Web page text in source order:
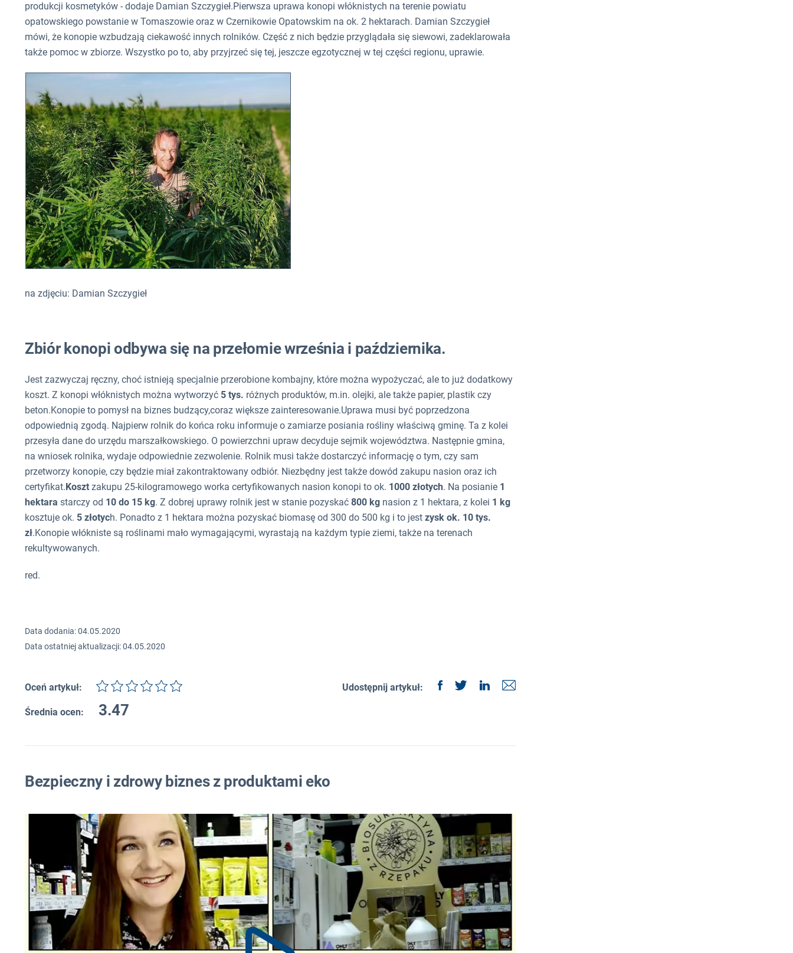
produkcji kosmetyków - dodaje Damian Szczygieł.Pierwsza uprawa konopi włóknistych na terenie powiatu
opatowskiego powstanie w Tomaszowie oraz w Czernikowie Opatowskim na ok. 2 hektarach. Damian Szczygieł
mówi, że konopie wzbudzają ciekawość innych rolników. Część z nich będzie przyglądała się siewowi, zadeklarowała
także pomoc w zbiorze. Wszystko po to, aby przyjrzeć się tej, jeszcze egzotycznej w tej części regionu, uprawie.
na zdjęciu: Damian Szczygieł
Zbiór konopi odbywa się na przełomie września i października.
Jest zazwyczaj ręczny, choć istnieją specjalnie przerobione kombajny, które można wypożyczać, ale to już dodatkowy
koszt. Z konopi włóknistych można wytworzyć 5 tys. różnych produktów, m.in. olejki, ale także papier, plastik czy
beton.Konopie to pomysł na biznes budzący,coraz większe zainteresowanie.Uprawa musi być poprzedzona
odpowiednią zgodą. Najpierw rolnik do końca roku informuje o zamiarze posiania rośliny właściwą gminę. Ta z kolei
przesyła dane do urzędu marszałkowskiego. O powierzchni upraw decyduje sejmik województwa. Następnie gmina,
na wniosek rolnika, wydaje odpowiednie zezwolenie. Rolnik musi także dostarczyć informację o tym, czy sam
przetworzy konopie, czy będzie miał zakontraktowany odbiór. Niezbędny jest także dowód zakupu nasion oraz ich
certyfikat. Koszt zakupu 25-kilogramowego worka certyfikowanych nasion konopi to ok. 1000 złotych. Na posianie 1
hektara starczy od 10 do 15 kg. Z dobrej uprawy rolnik jest w stanie pozyskać 800 kg nasion z 1 hektara, z kolei 1 kg
kosztuje ok. 5 złotych. Ponadto z 1 hektara można pozyskać biomasę od 300 do 500 kg i to jest zysk ok. 10 tys.
zł.Konopie włókniste są roślinami mało wymagającymi, wyrastają na każdym typie ziemi, także na terenach
rekultywowanych.
red.
Data dodania: 04.05.2020
Data ostatniej aktualizacji: 04.05.2020
Oceń artykuł:
Średnia ocen: 3.47
Udostępnij artykuł:
Bezpieczny i zdrowy biznes z produktami eko